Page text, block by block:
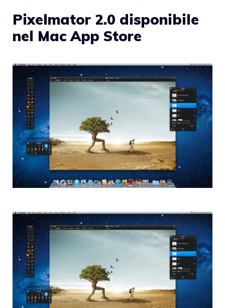
Pixelmator 2.0 disponibile
nel Mac App Store